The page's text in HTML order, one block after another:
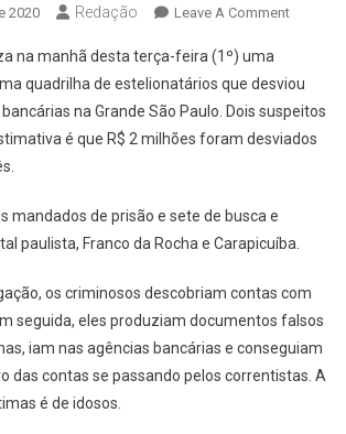
2020 Redação Leave A CommentOn
Que
E
Outras
Cidades
na manhã desta terça-feira (1º) uma
quadrilha de estelionatários que desviou
na Grande São Paulo. Dois suspeitos
é que R$ 2 milhões foram desviados
mandados de prisão e sete de busca e
paulista, Franco da Rocha e Carapicuíba.
os criminosos descobriam contas com
seguida, eles produziam documentos falsos
iam nas agências bancárias e conseguiam
das contas se passando pelos correntistas. A
é de idosos.